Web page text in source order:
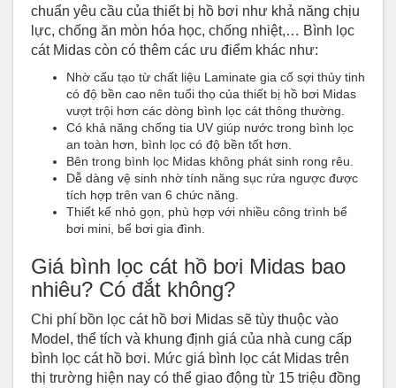
chuẩn yêu cầu của thiết bị hồ bơi như khả năng chịu
lực, chống ăn mòn hóa học, chống nhiệt,… Bình lọc
cát Midas còn có thêm các ưu điểm khác như:
Nhờ cấu tạo từ chất liệu Laminate gia cố sợi thủy tinh
có độ bền cao nên tuổi thọ của thiết bị hồ bơi Midas
vượt trội hơn các dòng bình lọc cát thông thường.
Có khả năng chống tia UV giúp nước trong bình lọc
an toàn hơn, bình lọc có độ bền tốt hơn.
Bên trong bình lọc Midas không phát sinh rong rêu.
Dễ dàng vệ sinh nhờ tính năng sục rửa ngược được
tích hợp trên van 6 chức năng.
Thiết kế nhỏ gọn, phù hợp với nhiều công trình bể
bơi mini, bể bơi gia đình.
Giá bình lọc cát hồ bơi Midas bao
nhiêu? Có đắt không?
Chi phí bồn lọc cát hồ bơi Midas sẽ tùy thuộc vào
Model, thể tích và khung định giá của nhà cung cấp
bình lọc cát hồ bơi. Mức giá bình lọc cát Midas trên
thị trường hiện nay có thể giao động từ 15 triệu đồng